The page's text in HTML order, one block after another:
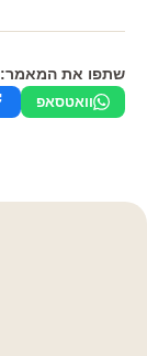
שתפו את המאמר:
וואטסאפ